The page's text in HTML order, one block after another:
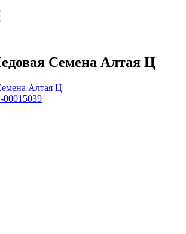
Семена Алтая Ц